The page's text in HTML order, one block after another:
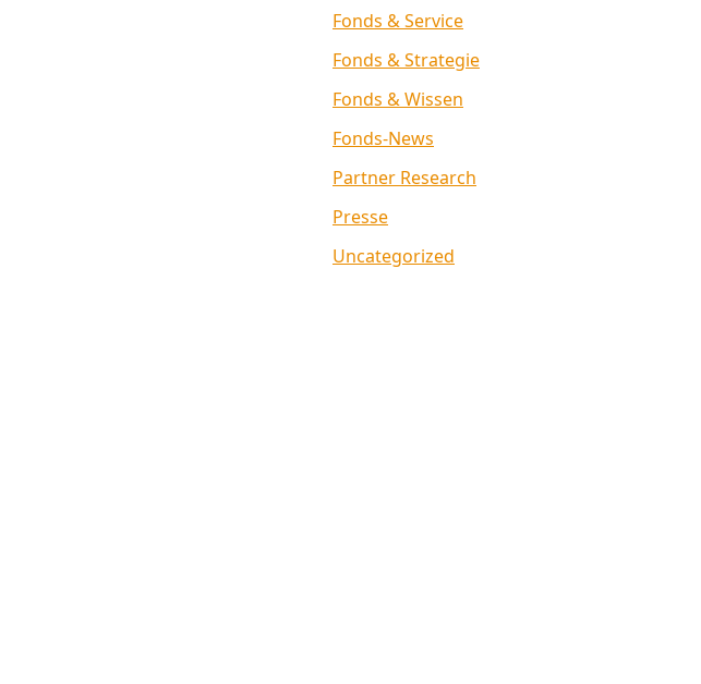
Fonds & Service
Fonds & Strategie
Fonds & Wissen
Fonds-News
Partner Research
Presse
Uncategorized